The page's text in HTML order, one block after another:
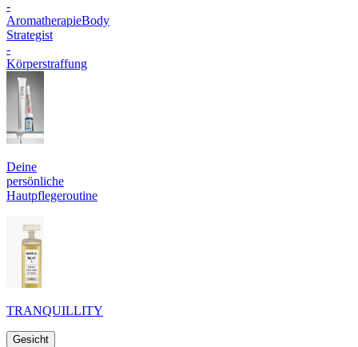
-
AromatherapieBody
Strategist
-
Körperstraffung
Deine
persönliche
Hautpflegeroutine
TRANQUILLITY
Gesicht